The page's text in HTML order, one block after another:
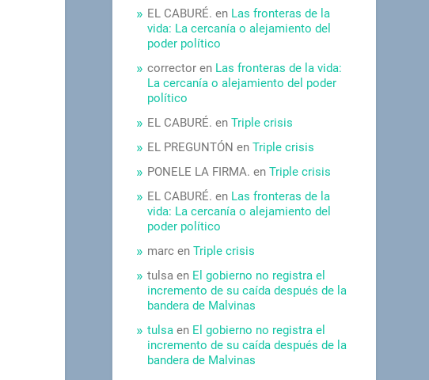
EL CABURÉ. en Las fronteras de la
vida: La cercanía o alejamiento del
poder político
corrector en Las fronteras de la vida:
La cercanía o alejamiento del poder
político
EL CABURÉ. enTriple crisis
EL PREGUNTÓN enTriple crisis
PONELE LA FIRMA. enTriple crisis
EL CABURÉ. en Las fronteras de la
vida: La cercanía o alejamiento del
poder político
marc enTriple crisis
tulsa en El gobierno no registra el
incremento de su caída después de la
bandera de Malvinas
tulsa en El gobierno no registra el
incremento de su caída después de la
bandera de Malvinas